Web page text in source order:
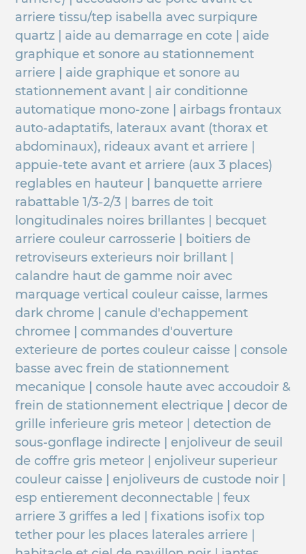
arriere tissu/tep isabella avec surpiqure
quartz | aide au demarrage en cote | aide
graphique et sonore au stationnement
arriere | aide graphique et sonore au
stationnement avant | air conditionne
automatique mono-zone | airbags frontaux
auto-adaptatifs, lateraux avant (thorax et
abdominaux), rideaux avant et arriere |
appuie-tete avant et arriere (aux 3 places)
reglables en hauteur | banquette arriere
rabattable 1/3-2/3 | barres de toit
longitudinales noires brillantes | becquet
arriere couleur carrosserie | boitiers de
retroviseurs exterieurs noir brillant |
calandre haut de gamme noir avec
marquage vertical couleur caisse, larmes
dark chrome | canule d'echappement
chromee | commandes d'ouverture
exterieure de portes couleur caisse | console
basse avec frein de stationnement
mecanique | console haute avec accoudoir &
frein de stationnement electrique | decor de
grille inferieure gris meteor | detection de
sous-gonflage indirecte | enjoliveur de seuil
de coffre gris meteor | enjoliveur superieur
couleur caisse | enjoliveurs de custode noir |
esp entierement deconnectable | feux
arriere 3 griffes a led | fixations isofix top
tether pour les places laterales arriere |